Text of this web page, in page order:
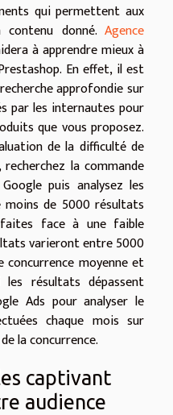
qui permettent aux
donné. Agence
mieux à
En effet, il est
approfondie sur
par les internautes pour
que vous proposez.
de la difficulté de
la commande
puis analysez les
moins de 5000 résultats
face à une faible
varieront entre 5000
concurrence moyenne et
résultats dépassent
Ads pour analyser le
chaque mois sur
la concurrence.
captivant
audience